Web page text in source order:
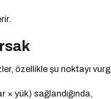
özellikle şu noktayı
yük) sağlandığında,